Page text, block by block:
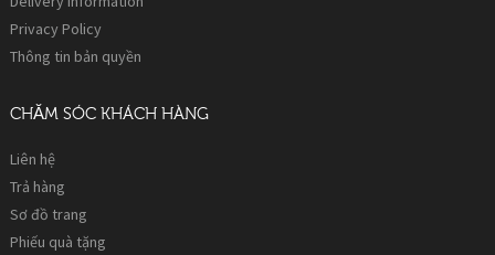
Privacy Policy
Thông tin bản quyền
CHĂM SÓC KHÁCH HÀNG
Liên hệ
Trả hàng
Sơ đồ trang
Phiếu quà tặng